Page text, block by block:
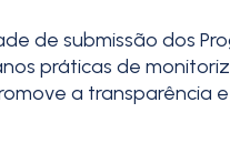
de submissão dos
práticas de
a transparência